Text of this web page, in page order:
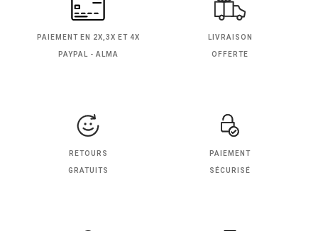
PAIEMENT EN 2X,3X ET 4X
PAYPAL - ALMA
LIVRAISON
OFFERTE
RETOURS
GRATUITS
PAIEMENT
SÉCURISÉ